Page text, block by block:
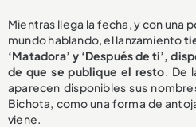
Mientras llega la fecha, y con una
mundo hablando, el lanzamiento
‘Matadora’ y ‘Después de ti’,
de que se publique el resto. De
aparecen disponibles sus
Bichota, como una forma de
viene.